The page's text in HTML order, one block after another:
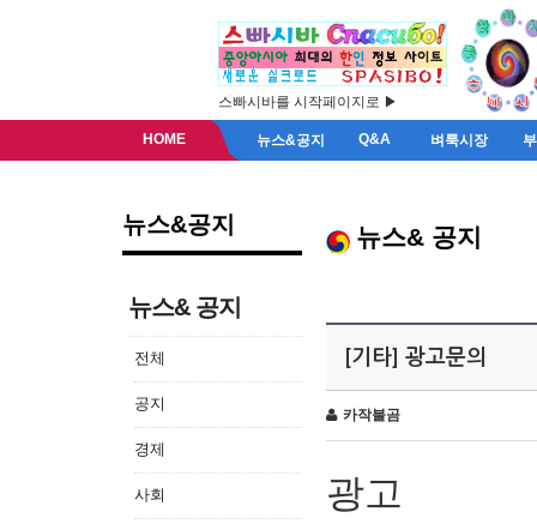
스빠시바를 시작페이지로 ▶
HOME 뉴스&공지 Q&A 벼룩시장
뉴스&공지
뉴스& 공지
전체
공지
경제
사회
뉴스& 공지
[기타] 광고문의
카작불곰
광고